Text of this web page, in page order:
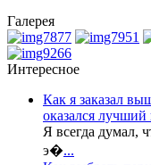
Галерея
Интересное
Как я заказал
оказался
Я всегда думал,
э�...